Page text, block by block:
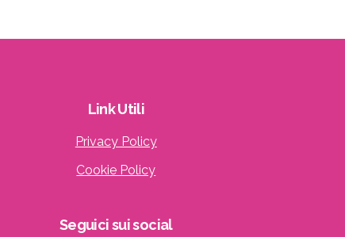
LinkUtili
Privacy Policy
Cookie Policy
Seguicisuisocial